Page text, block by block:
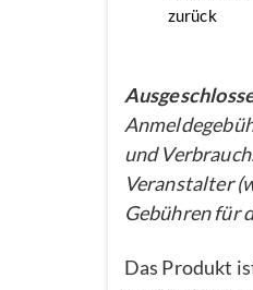
zurück
und
Veranstalter
Gebühren für
Das Produkt